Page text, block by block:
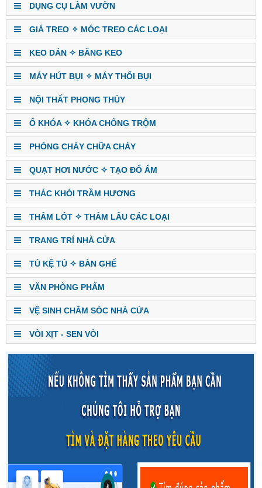
DỤNG CỤ LÀM VƯỜN
GIÁ TREO ✧ MÓC TREO CÁC LOẠI
KEO DÁN ✧ BĂNG KEO
MÁY HÚT BỤI ✧ MÁY THỔI BỤI
NỘI THẤT PHONG THỦY
Ổ KHÓA ✧ KHÓA CHỐNG TRỘM
PHÒNG CHÁY CHỮA CHÁY
QUẠT HƠI NƯỚC ✧ TẠO ĐỔ ẨM
THÁC KHÓI TRẦM HƯƠNG
THẢM LÓT ✧ THẢM LÂU CÁC LOẠI
TRANG TRÍ NHÀ CỬA
TỦ KỆ TỦ ✧ BÀN GHẾ
VĂN PHÒNG PHẨM
VỆ SINH CHĂM SÓC NHÀ CỬA
VÒI XỊT - SEN VÒI